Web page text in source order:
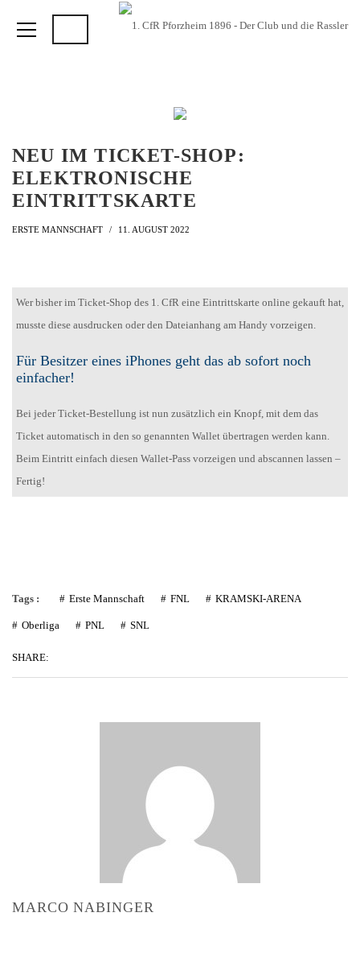
NEU IM TICKET-SHOP:
ELEKTRONISCHE
EINTRITTSKARTE
ERSTE MANNSCHAFT 11. AUGUST 2022
Wer bisher im Ticket-Shop des 1. CfR eine Eintrittskarte online gekauft hat,
musste diese ausdrucken oder den Dateianhang am Handy vorzeigen.
Für Besitzer eines iPhones geht das ab sofort noch
einfacher!
Bei jeder Ticket-Bestellung ist nun zusätzlich ein Knopf, mit dem das
Ticket automatisch in den so genannten Wallet übertragen werden kann.
Beim Eintritt einfach diesen Wallet-Pass vorzeigen und abscannen lassen –
Fertig!
Tags : Erste Mannschaft FNL KRAMSKI-ARENA
Oberliga PNL SNL
SHARE:
MARCO NABINGER